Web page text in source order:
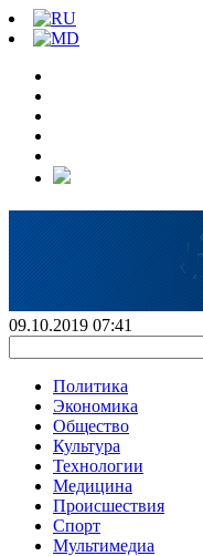
09.10.2019 07:41
Политика
Экономика
Общество
Культура
Технологии
Медицина
Происшествия
Спорт
Мультимедиа